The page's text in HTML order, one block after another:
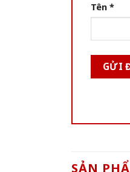
Tên *
SẢN